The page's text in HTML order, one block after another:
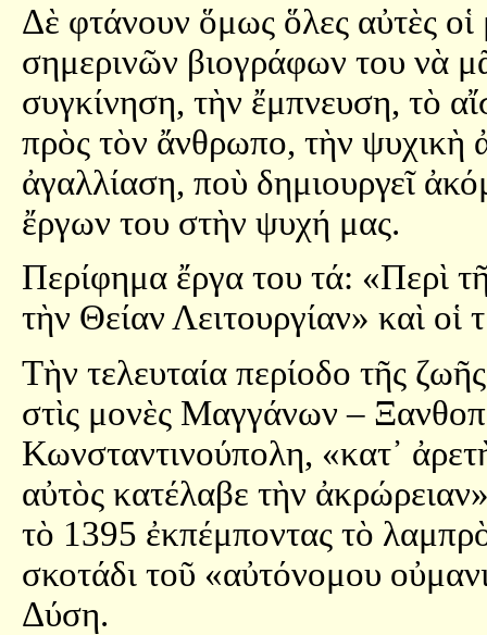
Δὲ φτάνουν ὅμως ὅλες αὐτὲς
σημερινῶν βιογράφων του νὰ
συγκίνηση, τὴν ἔμπνευση, τὸ
πρὸς τὸν ἄνθρωπο, τὴν ψυχικὴ
ἀγαλλίαση, ποὺ δημιουργεῖ
ἔργων του στὴν ψυχή μας.
Περίφημα ἔργα του τά: «Περὶ
τὴν Θείαν Λειτουργίαν» καὶ οἱ
Τὴν τελευταία περίοδο τῆς
στὶς μονὲς Μαγγάνων –
Κωνσταντινούπολη, «κατ᾿
αὐτὸς κατέλαβε τὴν
τὸ 1395 ἐκπέμποντας τὸ
σκοτάδι τοῦ «αὐτόνομου
Δύση.